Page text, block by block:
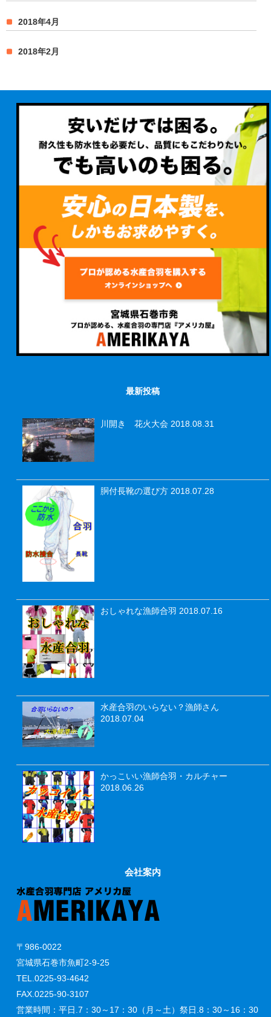
2018年4月
2018年2月
最新投稿
川開き 花火大会 2018.08.31
胴付長靴の選び方 2018.07.28
おしゃれな漁師合羽 2018.07.16
水産合羽のいらない？漁師さん
2018.07.04
かっこいい漁師合羽・カルチャー
2018.06.26
会社案内
〒986-0022
宮城県石巻市魚町2-9-25
TEL.0225-93-4642
FAX.0225-90-3107
営業時間：平日.7：30～17：30（月～土）祭日.8：30～16：30